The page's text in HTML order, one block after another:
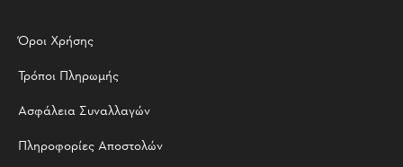
Όροι Χρήσης
Τρόποι Πληρωμής
Ασφάλεια Συναλλαγών
Πληροφορίες Αποστολών